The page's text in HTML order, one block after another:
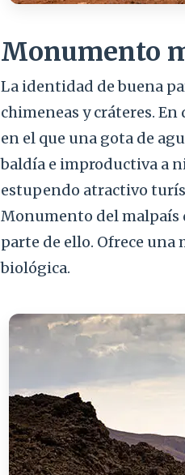
Monumento
La identidad de buena
chimeneas y cráteres.
en el que una gota de
baldía e improductiva a
estupendo atractivo
Monumento del malpaís
parte de ello. Ofrece una
biológica.